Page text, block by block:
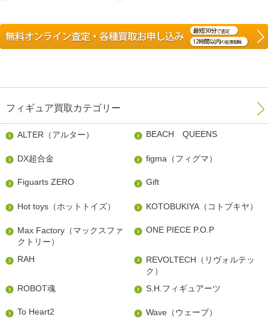
フィギュア買取カテゴリー
ALTER（アルター） BEACH QUEENS
DX超合金 figma（フィグマ）
Figuarts ZERO Gift
Hot toys（ホットトイズ） KOTOBUKIYA（コトブキヤ）
Max Factory（マックスファ
クトリー）
ONE PIECE P.O.P
RAH
REVOLTECH（リヴォルテッ
ク）
ROBOT魂
S.H.フィギュアーツ
To Heart2 Wave（ウェーブ）